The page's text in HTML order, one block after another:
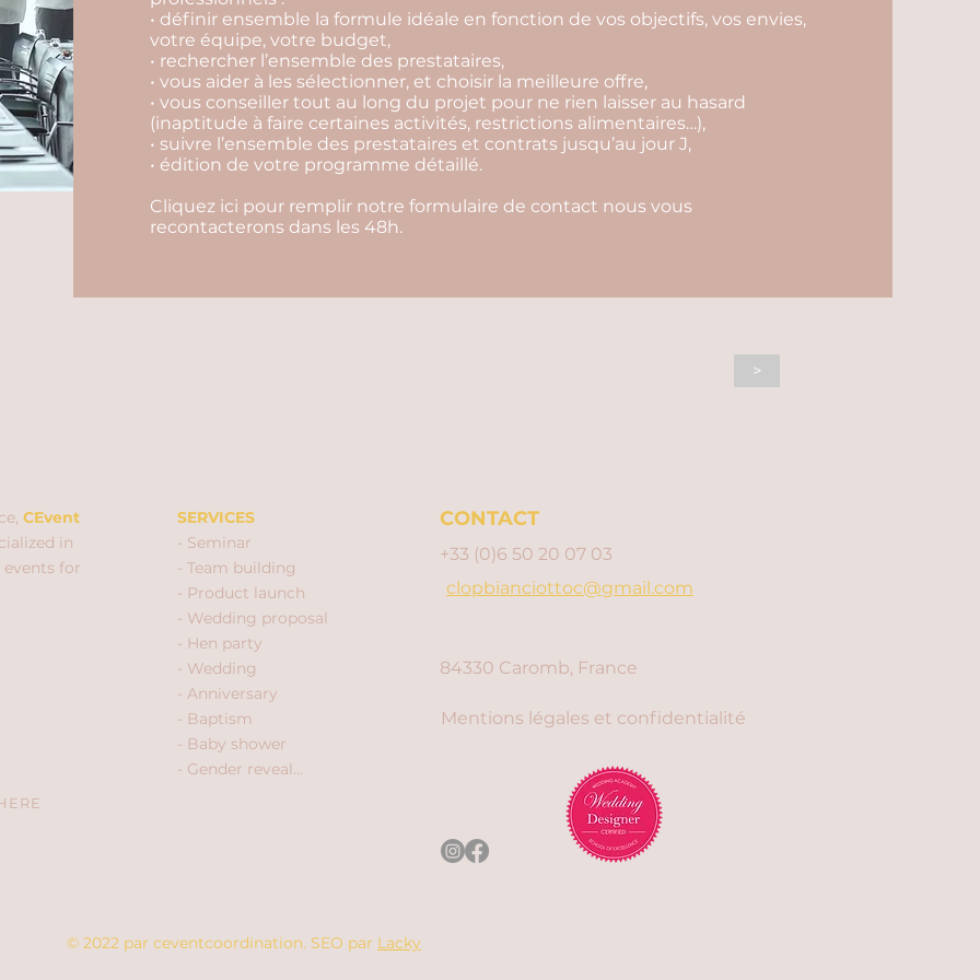
• définir ensemble la formule idéale en fonction de vos objectifs, vos envies,
votre équipe, votre budget,
• rechercher l’ensemble des prestataires,
• vous aider à les sélectionner, et choisir la meilleure offre,
• vous conseiller tout au long du projet pour ne rien laisser au hasard
(inaptitude à faire certaines activités, restrictions alimentaires…),
• suivre l’ensemble des prestataires et contrats jusqu’au jour J,
• édition de votre programme détaillé.
Cliquez ici pour remplir notre formulaire de contact nous vous
recontacterons dans les 48h.
>
CEvent
in
for
SERVICES
- Seminar
- Team building
- Product launch
- Wedding proposal
- Hen party
- Wedding
- Anniversary
- Baptism
- Baby shower
- Gender reveal...
CONTACT
+33 (0)6 50 20 07 03
clopbianciottoc@gmail.com
84330 Caromb, France
Mentions légales et confidentialité
© 2022 par ceventcoordination. SEO par Lacky